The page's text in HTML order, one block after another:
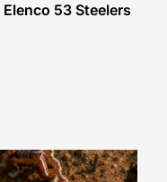
53 Steelers